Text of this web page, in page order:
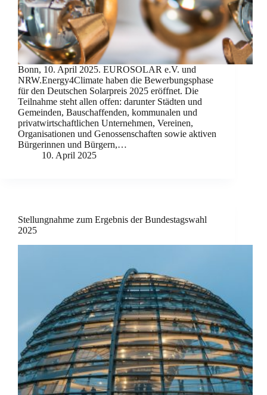
Bonn, 10. April 2025. EUROSOLAR e.V. und
NRW.Energy4Climate haben die Bewerbungsphase
für den Deutschen Solarpreis 2025 eröffnet. Die
Teilnahme steht allen offen: darunter Städten und
Gemeinden, Bauschaffenden, kommunalen und
privatwirtschaftlichen Unternehmen, Vereinen,
Organisationen und Genossenschaften sowie aktiven
Bürgerinnen und Bürgern,…
10. April 2025
Stellungnahme zum Ergebnis der Bundestagswahl
2025